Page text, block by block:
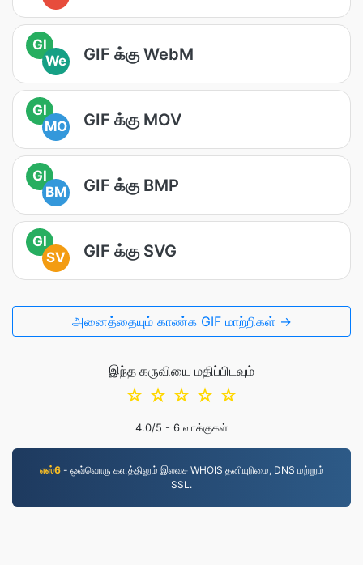
GI
We
GIF க்கு WebM
GI
MO
GIF க்கு MOV
GI
BM
GIF க்கு BMP
GI
SV
GIF க்கு SVG
அனைத்தையும் காண்க GIF மாற்றிகள் →
இந்த கருவியை மதிப்பிடவும்
☆
☆
☆
☆
☆
4.0/5 - 6 வாக்குகள்
எஸ்6- ஒவ்வொரு களத்திலும் இலவச WHOIS தனியுரிமை, DNS மற்றும்
SSL.